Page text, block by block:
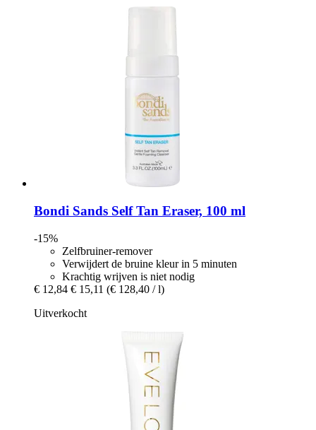
Bondi Sands Self Tan Eraser, 100 ml
-15%
Zelfbruiner-remover
Verwijdert de bruine kleur in 5 minuten
Krachtig wrijven is niet nodig
€ 12,84 € 15,11 (€ 128,40 / l)
Uitverkocht